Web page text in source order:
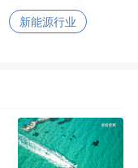
新能源行业